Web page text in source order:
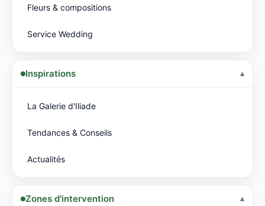
Fleurs & compositions
Service Wedding
Inspirations
La Galerie d'Iliade
Tendances & Conseils
Actualités
Zones d'intervention